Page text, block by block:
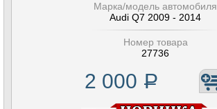
Марка/модель автомобиля
Audi Q7 2009 - 2014
Номер товара
27736
2 000 Р